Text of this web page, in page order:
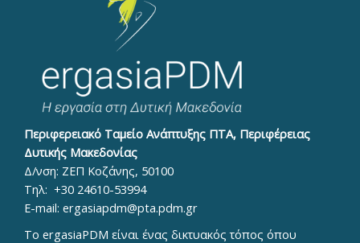
Περιφερειακό Ταμείο Ανάπτυξης ΠΤΑ, Περιφέρειας
Δυτικής Μακεδονίας
Δ/νση: ΖΕΠ Κοζάνης, 50100
Τηλ: +30 24610-53994
E-mail: ergasiapdm@pta.pdm.gr
To ergasiaPDM είναι ένας δικτυακός τόπος όπου